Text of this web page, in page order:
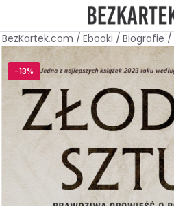
BezKartek.com / Ebooki / Biografie /
-13%